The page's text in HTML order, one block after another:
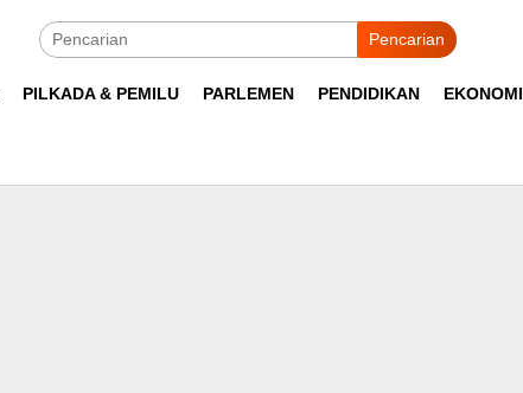
Pencarian
PILKADA & PEMILU PARLEMEN PENDIDIKAN EKONOMI